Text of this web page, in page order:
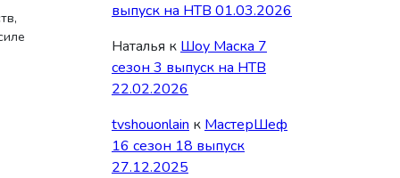
выпуск на НТВ 01.03.2026
Наталья к Шоу Маска 7
сезон 3 выпуск на НТВ
22.02.2026
tvshouonlain к МастерШеф
16 сезон 18 выпуск
27.12.2025